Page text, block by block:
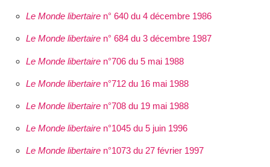
Le Monde libertairen° 640 du 4 décembre 1986
Le Monde libertairen° 684 du 3 décembre 1987
Le Monde libertairen°706 du 5 mai 1988
Le Monde libertairen°712 du 16 mai 1988
Le Monde libertairen°708 du 19 mai 1988
Le Monde libertairen°1045 du 5 juin 1996
Le Monde libertairen°1073 du 27 février 1997